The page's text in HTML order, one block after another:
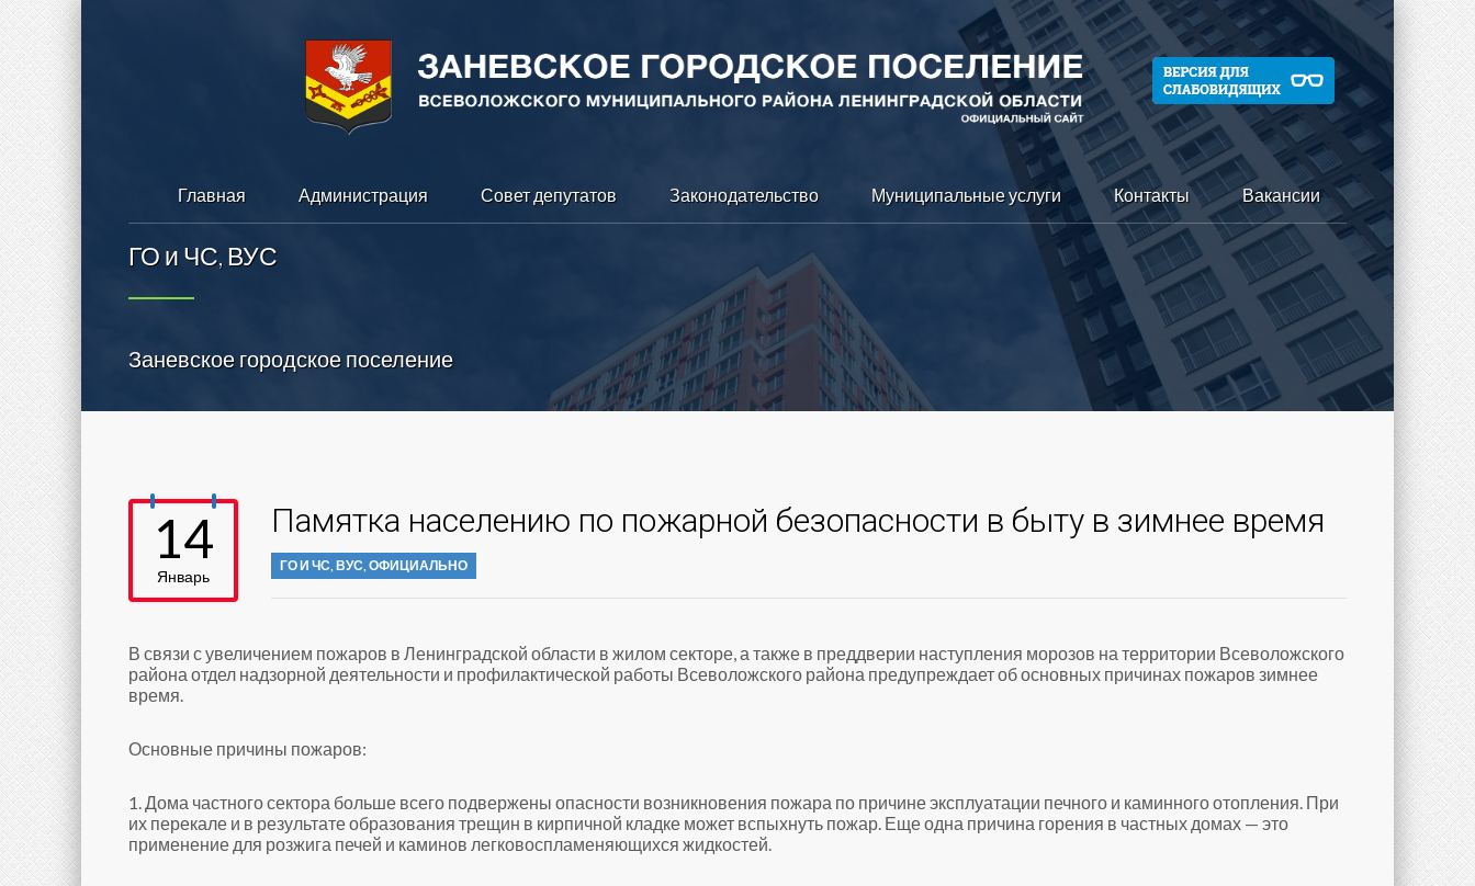
Главная Администрация Совет депутатов Законодательство Муниципальные услуги Контакты Вакансии
ГО и ЧС, ВУС
Заневское городское поселение
14
Январь
Памятка населению по пожарной безопасности в быту в зимнее время
ГО И ЧС, ВУС,ОФИЦИАЛЬНО
В связи с увеличением пожаров в Ленинградской области в жилом секторе, а также в преддверии наступления морозов на территории Всеволожского
района отдел надзорной деятельности и профилактической работы Всеволожского района предупреждает об основных причинах пожаров зимнее
время.
Основные причины пожаров:
1. Дома частного сектора больше всего подвержены опасности возникновения пожара по причине эксплуатации печного и каминного отопления. При
их перекале и в результате образования трещин в кирпичной кладке может вспыхнуть пожар. Еще одна причина горения в частных домах — это
применение для розжига печей и каминов легковоспламеняющихся жидкостей.